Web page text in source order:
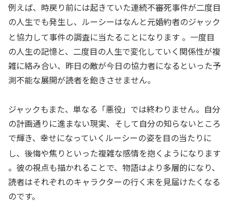
例えば、時戻り前には起きていた連続不審死事件が二度目
の人生でも発生し、ルーシーはなんと元婚約者のジャック
と協力して事件の調査に当たることになります 。一度目
の人生の記憶と、二度目の人生で変化していく関係性が複
雑に絡み合い、昨日の敵が今日の協力者になるといった予
測不能な展開が読者を飽きさせません。
ジャックもまた、単なる「悪役」では終わりません。自分
の計画通りに進まない現実、そして自分の知らないところ
で輝き、幸せになっていくルーシーの姿を目の当たりに
し、後悔や焦りといった複雑な感情を抱くようになります
。彼の視点も描かれることで、物語はより多層的になり、
読者はそれぞれのキャラクターの行く末を見届けたくなる
のです。